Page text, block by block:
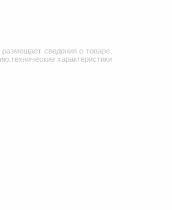
сведения о товаре,
характеристики